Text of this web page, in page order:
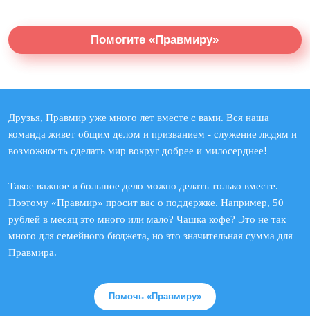
Помогите «Правмиру»
Друзья, Правмир уже много лет вместе с вами. Вся наша
команда живет общим делом и призванием - служение людям и
возможность сделать мир вокруг добрее и милосерднее!
Такое важное и большое дело можно делать только вместе.
Поэтому «Правмир» просит вас о поддержке. Например, 50
рублей в месяц это много или мало? Чашка кофе? Это не так
много для семейного бюджета, но это значительная сумма для
Правмира.
Помочь «Правмиру»